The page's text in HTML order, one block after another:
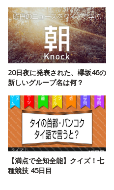
20日夜に発表された、欅坂46の
新しいグループ名は何？
【満点で全知全能】クイズ！七
種競技 45日目